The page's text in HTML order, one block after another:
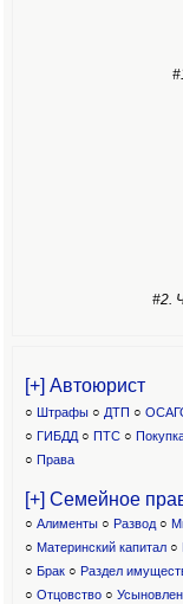
#2.
[+] Автоюрист
○ Штрафы ○ ДТП ○
○ ГИБДД ○ ПТС ○
○ Права
[+] Семейное
○ Алименты ○ Развод ○
○ Материнский капитал○
○ Брак ○ Раздел
○ Отцовство○